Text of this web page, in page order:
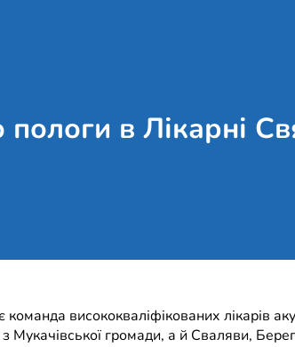
в Лікарні
висококваліфікованих лікарів
Мукачівської громади, а й Сваляви,